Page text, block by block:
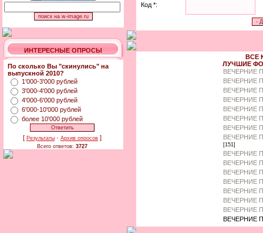
ИНТЕРЕСНЫЕ ОПРОСЫ
По сколько Вы "скинулись" на
выпускной 2010?
1'000-3'000 рублей
3'000-4'000 рублей
4'000-6'000 рублей
6'000-10'000 рублей
более 10'000 рублей
[ Результаты · Архив опросов ]
Всего ответов: 3727
Код *:
ВСЕ
ЛУЧШИЕ
ВЕЧЕРНИЕ
ВЕЧЕРНИЕ
ВЕЧЕРНИЕ
ВЕЧЕРНИЕ
ВЕЧЕРНИЕ
ВЕЧЕРНИЕ
ВЕЧЕРНИЕ
ВЕЧЕРНИЕ
[151]
ВЕЧЕРНИЕ
ВЕЧЕРНИЕ
ВЕЧЕРНИЕ
ВЕЧЕРНИЕ
ВЕЧЕРНИЕ
ВЕЧЕРНИЕ
ВЕЧЕРНИЕ
ВЕЧЕРНИЕ